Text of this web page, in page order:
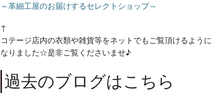
～革細工屋のお届けするセレクトショップ～
↑
コテージ店内の衣類や雑貨等をネットでもご覧頂けるように
なりました☆是非ご覧くださいませ♪
過去のブログはこちら